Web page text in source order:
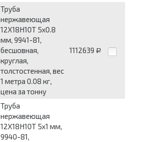
Труба
нержавеющая
12Х18Н10Т 5x0.8
мм, 9941-81,
бесшовная,
круглая,
толстостенная, вес
1 метра 0.08 кг,
цена за тонну
1112639 Р
Труба
нержавеющая
12Х18Н10Т 5x1 мм,
9940-81,